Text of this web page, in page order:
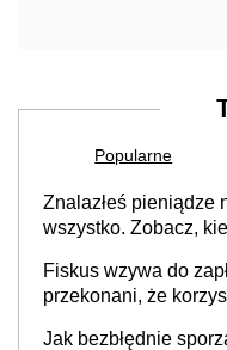
Popularne
Znalazłeś pieniądze
wszystko. Zobacz,
Fiskus wzywa do
przekonani, że
Jak bezbłędnie